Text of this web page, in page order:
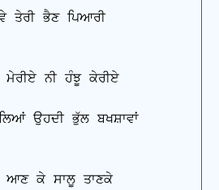
ਤੇਰੀ ਭੈਣ ਪਿਆਰੀ
ਨੀ ਹੰਝੂ ਕੇਰੀਏ
ਉਹਦੀ ਭੁੱਲ ਬਖਸ਼ਾਵਾਂ
ਆਣ ਕੇ ਸਾਲੂ ਤਾਣਕੇ